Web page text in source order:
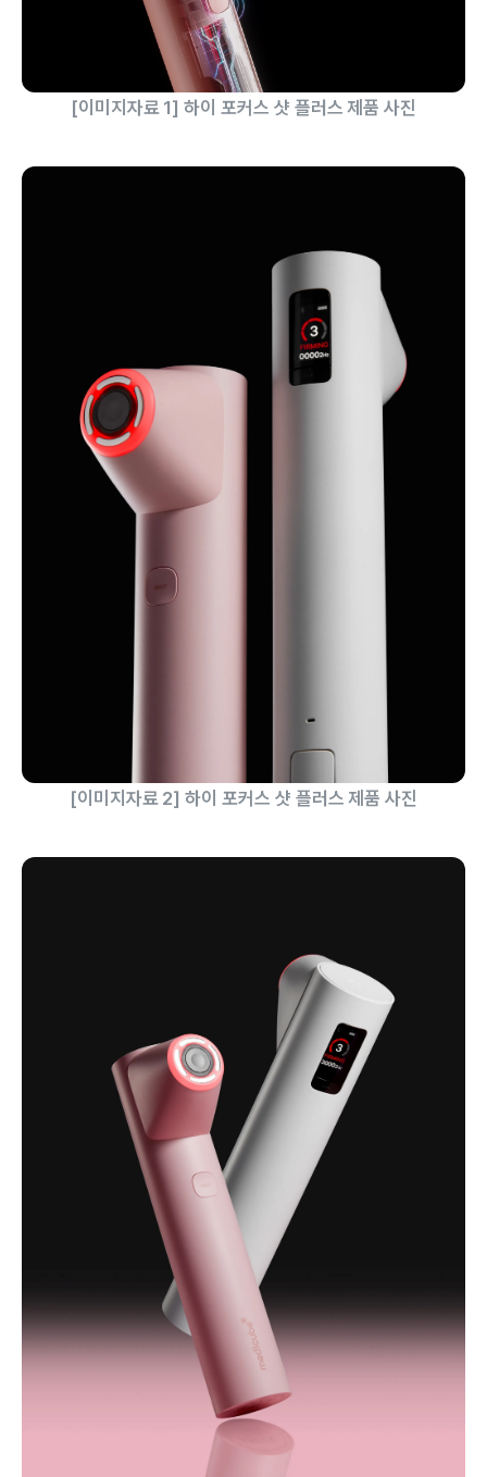
[이미지자료 1] 하이 포커스 샷 플러스 제품 사진
[이미지자료 2] 하이 포커스 샷 플러스 제품 사진